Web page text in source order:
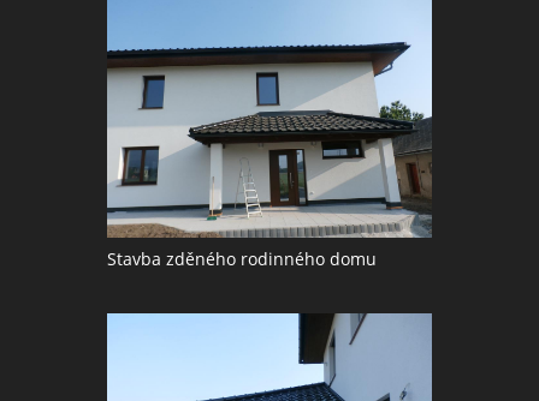
Stavba zděného rodinného domu